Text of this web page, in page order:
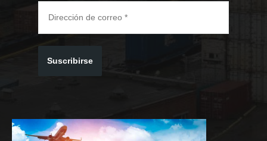
Suscribirse